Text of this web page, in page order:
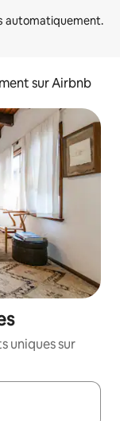
sur Airbnb
uniques sur
flèches vers le